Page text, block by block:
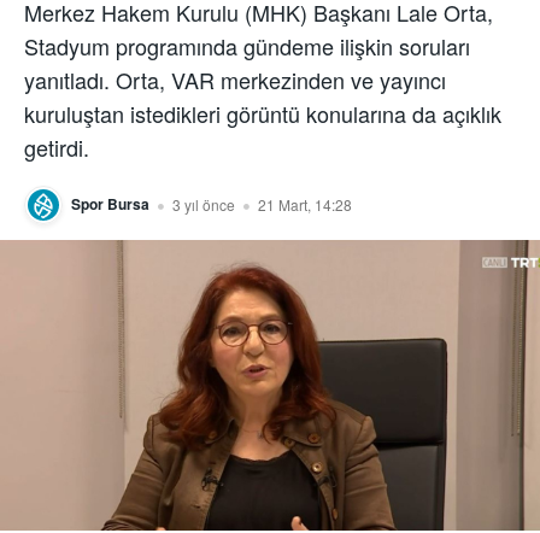
Merkez Hakem Kurulu (MHK) Başkanı Lale Orta,
Stadyum programında gündeme ilişkin soruları
yanıtladı. Orta, VAR merkezinden ve yayıncı
kuruluştan istedikleri görüntü konularına da açıklık
getirdi.
Spor Bursa 3 yıl önce 21 Mart, 14:28